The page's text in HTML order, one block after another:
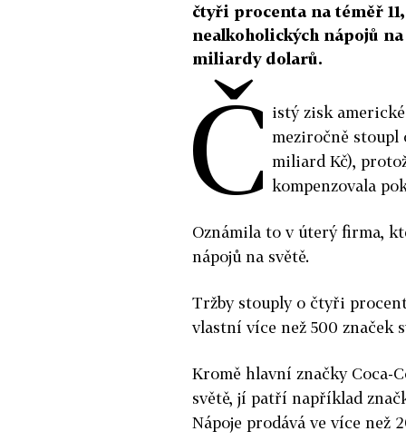
čtyři procenta na téměř
nealkoholických nápojů
miliardy dolarů.
Č istý zisk
meziročně stoupl
miliard Kč),
kompenzovala
Oznámila to v úterý firma,
nápojů na světě.
Tržby stouply o čtyři
vlastní více než 500 značek
Kromě hlavní značky Coca-
světě, jí patří například
Nápoje prodává ve více než